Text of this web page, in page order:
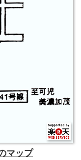
マップ